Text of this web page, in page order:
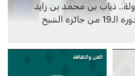
ذياب بن محمد بن زايد
يكرِّم الفائزين في الدورة الـ19 من جائزة الشيخ
الفن والثقافة